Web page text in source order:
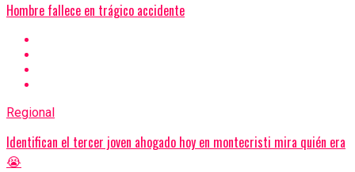
Hombre fallece en trágico accidente
Regional
Identifican el tercer joven ahogado hoy en montecristi mira quién era
😭